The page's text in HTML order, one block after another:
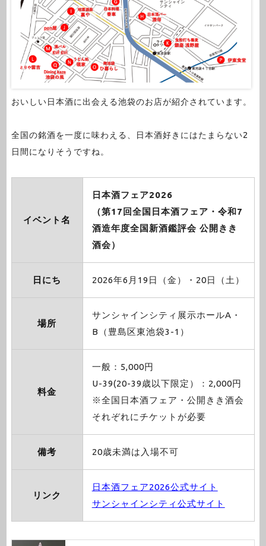
おいしい日本酒に出会える池袋のお店が紹介されています。
全国の銘酒を一度に味わえる、日本酒好きにはたまらない2
日間になりそうですね。
イベント名
日本酒フェア2026
（第17回全国日本酒フェア・令和7
酒造年度全国新酒鑑評会 公開きき
酒会）
日にち 2026年6月19日（金）・20日（土）
場所
サンシャインシティ展示ホールA・
B（豊島区東池袋3-1）
料金
一般：5,000円
U-39(20-39歳以下限定）：2,000円
※全国日本酒フェア・公開きき酒会
それぞれにチケットが必要
備考 20歳未満は入場不可
リンク
日本酒フェア2026公式サイト
サンシャインシティ公式サイト